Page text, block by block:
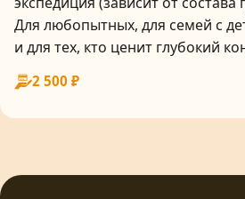
Для любопытных, для семей с
и для тех, кто ценит глубокий
2 500 ₽